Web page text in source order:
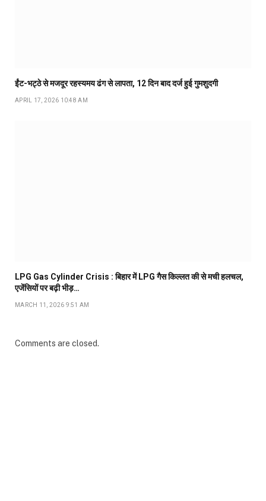
ईंट-भट्ठे से मजदूर रहस्यमय ढंग से लापता, 12 दिन बाद दर्ज हुई गुमशुदगी
APRIL 17, 2026 10:48 AM
LPG Gas Cylinder Crisis : बिहार में LPG गैस किल्लत की से मची हलचल,
एजेंसियों पर बढ़ी भीड़…
MARCH 11, 2026 9:51 AM
Comments are closed.